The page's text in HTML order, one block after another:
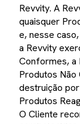
Revvity. A
quaisquer
e, nesse
a Revvity
Conformes, a
Produtos
destruição
Produtos
O Cliente